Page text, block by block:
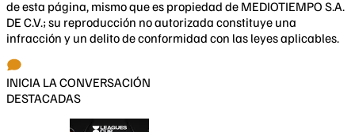
de esta página, mismo que es propiedad de MEDIOTIEMPO S.A.
DE C.V.; su reproducción no autorizada constituye una
infracción y un delito de conformidad con las leyes aplicables.
INICIA LA CONVERSACIÓN
DESTACADAS